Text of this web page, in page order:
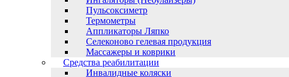
Пульсоксиметр
Термометры
Аппликаторы Ляпко
Селеконово гелевая продукция
Массажеры и коврики
Средства реабилитации
Инвалидные коляски